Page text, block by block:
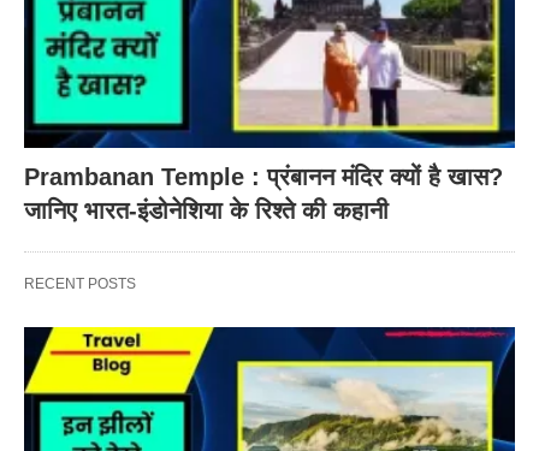
Prambanan Temple : प्रंबानन मंदिर क्यों है खास?
जानिए भारत-इंडोनेशिया के रिश्ते की कहानी
RECENT POSTS